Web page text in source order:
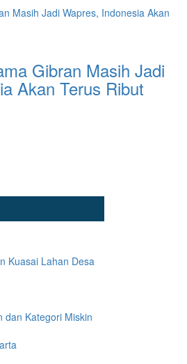
Gibran Masih Jadi
Akan Terus Ribut
Kuasai Lahan Desa
dan Kategori Miskin